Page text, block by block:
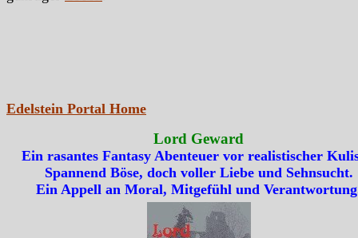
Edelstein Portal Home
Lord Geward
Ein rasantes Fantasy Abenteuer vor realistischer
Spannend Böse, doch voller Liebe und Sehnsucht.
Ein Appell an Moral, Mitgefühl und